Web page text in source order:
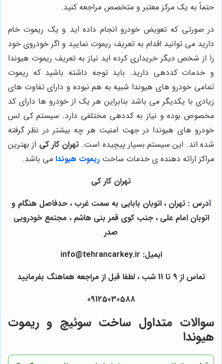
حتماً به یک مرکز معتبر و متخصص مراجعه کنید.
در صورتی که تعویض خودرو انجام داده اید و یک ریموت خام
دارید می توانید اقدام به تعریف ریموت نمایید و اگر خودروی خود
را از شخص دیگر خریداری کرده اید نیاز به تعریف ریموت هیوندا
و خدمات کددهی دارید. باید توجه داشته باشید که ریموت
تمامی خودرو های هیوندا شبیه به هم نبوده و دارای تفاوت های
زیادی با یکدیگر می باشد بنابراین هر یک از خودرو ها دارای کد
مخصوص بوده و نیاز به کددهی مختلفی دارد. سیستم کی لس
خودرو های هیوندا در جهت امنیت هر چه بیشتر در نظر گرفته
شده اند. این سیستم بسیار پیچیده است. تهران کار کی از بهترین
مراکز ارائه دهنده ی خدمات ساخت ریموت هیوندا می باشد.
تهران کار کی
آدرس : تهران ، اتوبان بابایی به سمت غرب ، حدفاصل هنگام و
اتوبان امام علی ، جنب کوی قمر بنی هاشم ، مجتمع خودرویی
صدر
ایمیل: info@tehrancarkey.ir
تماس از 9 تا 11 شب ، لطفا قبل از مراجعه هماهنگ بفرمایید
09125030588
سوالات متداول ساخت سوئیچ و ریموت
هیوندا